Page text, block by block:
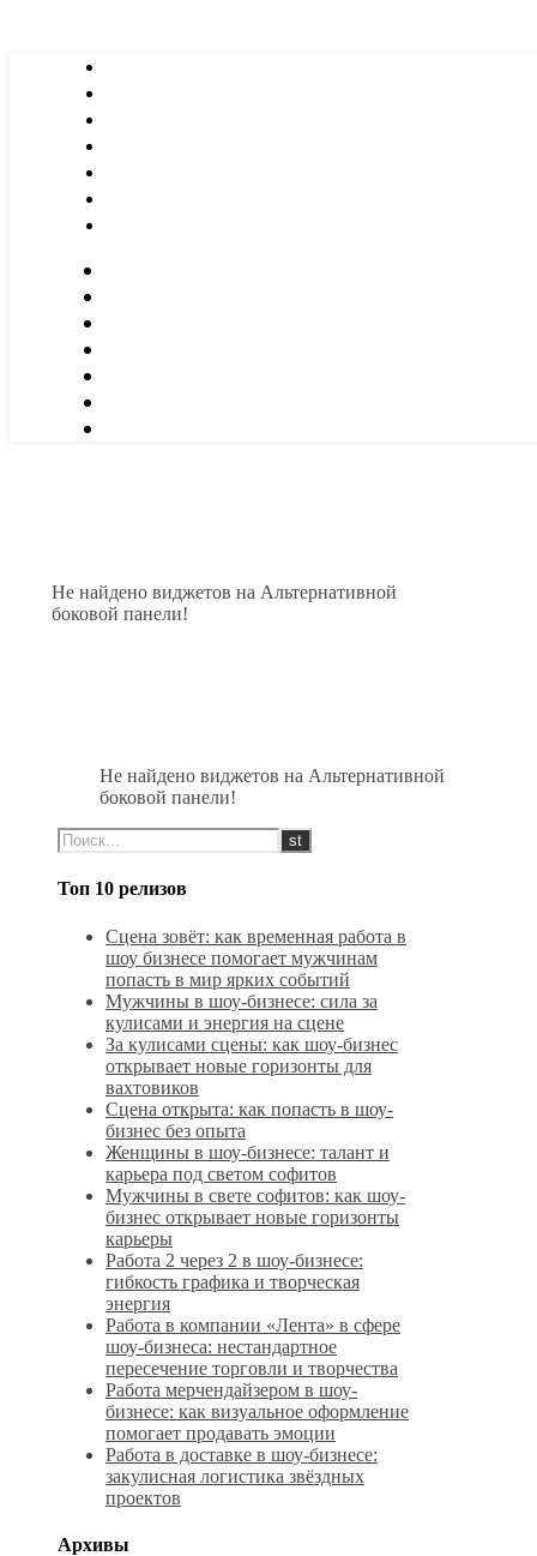
Не найдено виджетов на Альтернативной
боковой панели!
Не найдено виджетов на Альтернативной
боковой панели!
Топ 10 релизов
Сцена зовёт: как временная работа в
шоу бизнесе помогает мужчинам
попасть в мир ярких событий
Мужчины в шоу-бизнесе: сила за
кулисами и энергия на сцене
За кулисами сцены: как шоу-бизнес
открывает новые горизонты для
вахтовиков
Сцена открыта: как попасть в шоу-
бизнес без опыта
Женщины в шоу-бизнесе: талант и
карьера под светом софитов
Мужчины в свете софитов: как шоу-
бизнес открывает новые горизонты
карьеры
Работа 2 через 2 в шоу-бизнесе:
гибкость графика и творческая
энергия
Работа в компании «Лента» в сфере
шоу-бизнеса: нестандартное
пересечение торговли и творчества
Работа мерчендайзером в шоу-
бизнесе: как визуальное оформление
помогает продавать эмоции
Работа в доставке в шоу-бизнесе:
закулисная логистика звёздных
проектов
Архивы